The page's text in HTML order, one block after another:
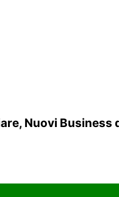
Nuovi Business